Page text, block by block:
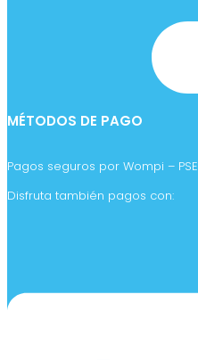
MÉTODOS DE PAGO
Pagos seguros por Wompi – PSE
Disfruta también pagos con: